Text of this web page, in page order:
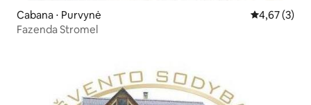
Cabana ⋅ Purvynė 4,67 de
4,67 (3)
Fazenda Stromel